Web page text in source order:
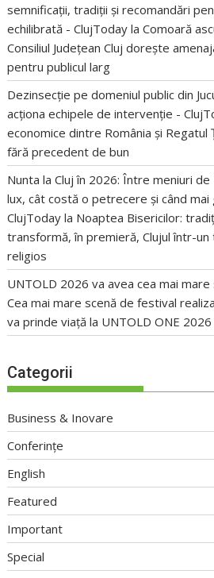
semnificații, tradiții și recomandări
echilibrată - ClujToday laComoară
Consiliul Județean Cluj dorește
pentru publicul larg
Dezinsecție pe domeniul public din
acționa echipele de intervenție -
economice dintre România și Regatul
fără precedent de bun
Nunta la Cluj în 2026: Între meniuri
lux, cât costă o petrecere și când
ClujToday la Noaptea Bisericilor:
transformă, în premieră, Clujul într-
religios
UNTOLD 2026 va avea cea mai mare
Cea mai mare scenă de festival
va prinde viață la UNTOLD ONE 2026
Categorii
Business & Inovare
Conferințe
English
Featured
Important
Special